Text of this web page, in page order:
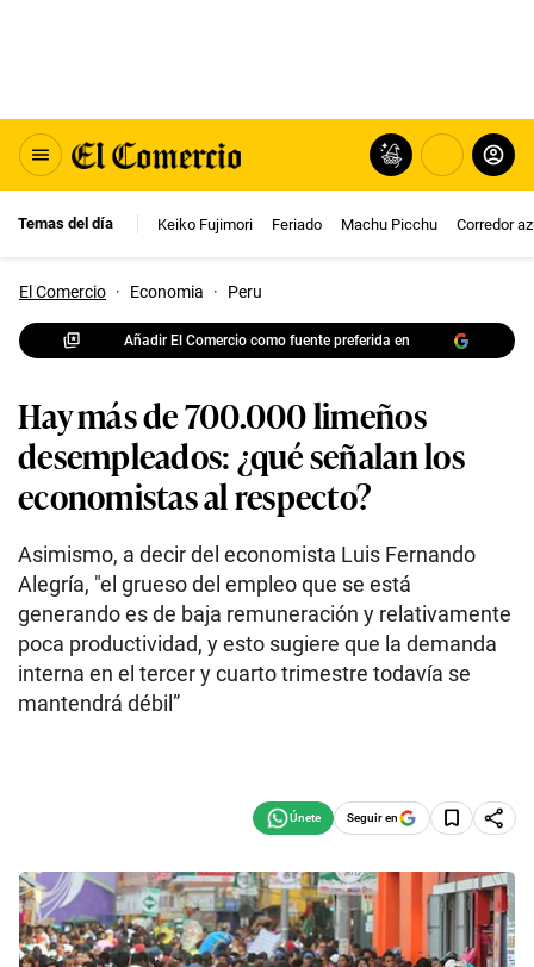
Temas del día Keiko Fujimori Feriado Machu Picchu Corredor
El Comercio · Economia · Peru
Añadir El Comercio como fuente preferida en
Hay más de 700.000 limeños
desempleados: ¿qué señalan los
economistas al respecto?
Asimismo, a decir del economista Luis Fernando
Alegría, "el grueso del empleo que se está
generando es de baja remuneración y relativamente
poca productividad, y esto sugiere que la demanda
interna en el tercer y cuarto trimestre todavía se
mantendrá débil”
Seguir en